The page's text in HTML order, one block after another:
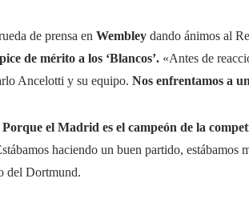
de prensa en Wembley dando ánimos al
de mérito a los ‘Blancos’. «Antes de
Ancelotti y su equipo. Nos enfrentamos a
Porque el Madrid es el campeón de la
haciendo un buen partido, estábamos
del Dortmund.